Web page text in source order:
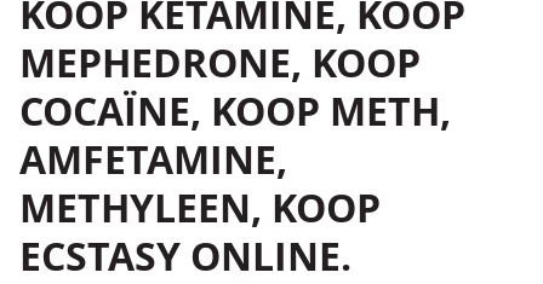
KOOP KETAMINE, KOOP
MEPHEDRONE, KOOP
COCAÏNE, KOOP METH,
AMFETAMINE,
METHYLEEN, KOOP
ECSTASY ONLINE.